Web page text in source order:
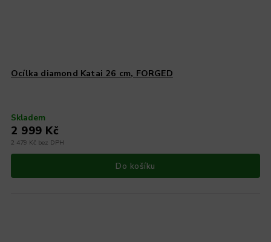
Ocílka diamond Katai 26 cm, FORGED
Skladem
2 479 Kč bez DPH
2 999 Kč
Do košíku